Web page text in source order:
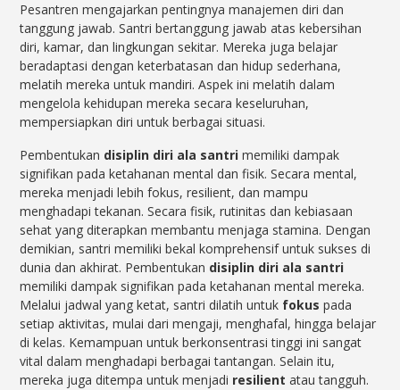
Pesantren mengajarkan pentingnya manajemen diri dan
tanggung jawab. Santri bertanggung jawab atas kebersihan
diri, kamar, dan lingkungan sekitar. Mereka juga belajar
beradaptasi dengan keterbatasan dan hidup sederhana,
melatih mereka untuk mandiri. Aspek ini melatih dalam
mengelola kehidupan mereka secara keseluruhan,
mempersiapkan diri untuk berbagai situasi.
Pembentukan disiplin diri ala santri memiliki dampak
signifikan pada ketahanan mental dan fisik. Secara mental,
mereka menjadi lebih fokus, resilient, dan mampu
menghadapi tekanan. Secara fisik, rutinitas dan kebiasaan
sehat yang diterapkan membantu menjaga stamina. Dengan
demikian, santri memiliki bekal komprehensif untuk sukses di
dunia dan akhirat. Pembentukan disiplin diri ala santri
memiliki dampak signifikan pada ketahanan mental mereka.
Melalui jadwal yang ketat, santri dilatih untuk fokus pada
setiap aktivitas, mulai dari mengaji, menghafal, hingga belajar
di kelas. Kemampuan untuk berkonsentrasi tinggi ini sangat
vital dalam menghadapi berbagai tantangan. Selain itu,
mereka juga ditempa untuk menjadi resilient atau tangguh.